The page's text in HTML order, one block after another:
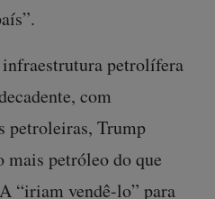
petrolífera
com
petroleiras, Trump
petróleo do que
“iriam vendê-lo” para